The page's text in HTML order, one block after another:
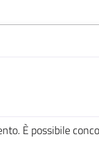
È possibile